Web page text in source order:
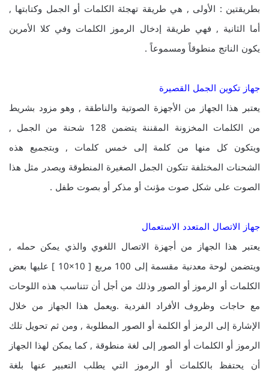
بطريقتين : الأولى , هي طريقة تهجئة الكلمات أو الجمل وكتابتها ,
أما الثانية , فهي طريقة إدخال الرموز الكلمات وفي كلا الأمرين
يكون الناتج منطوقاً ومسموعاً .
جهاز تكوين الجمل القصيرة
يعتبر هذا الجهاز من الأجهزة الصوتية والناطقة , وهو مزود بشريط
من الكلمات المخزونة المقننة يتضمن 128 شحنة من الجمل ,
ويتكون كل منها من كلمة إلى خمس كلمات , وبتجميع هذه
الشحنات المختلفة تتكون الجمل الصغيرة المنطوقة ويصدر مثل هذا
الصوت على شكل صوت مؤنث أو مذكر أو بصوت طفل .
جهاز الاتصال المتعدد الاستعمال
يعتبر هذا الجهاز من أجهزة الاتصال اللغوي والذي يمكن حمله ,
ويتضمن لوحة معدنية مقسمة إلى 100 مربع [ 10×10 ] عليها بعض
الكلمات أو الرموز أو الصور وذلك من أجل أن تتناسب هذه اللوحات
مع حاجات وظروف الأفراد الفردية .ويعمل هذا الجهاز من خلال
الإشارة إلى الرمز أو الكلمة أو الصور المطلوبة , ومن ثم تحويل تلك
الرموز أو الكلمات أو الصور إلى لغة منطوقة , كما يمكن لهذا الجهاز
أن يحتفظ بالكلمات أو الرموز التي يطلب التعبير عنها بلغة